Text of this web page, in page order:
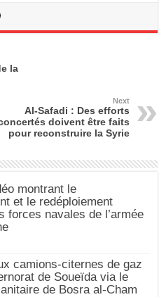
la
Next
Al-Safadi : Des efforts
doivent être faits
pour reconstruire la Syrie
montrant le
et le redéploiement
forces navales de l’armée
camions-citernes de gaz
de Soueïda via le
de Bosra al-Cham